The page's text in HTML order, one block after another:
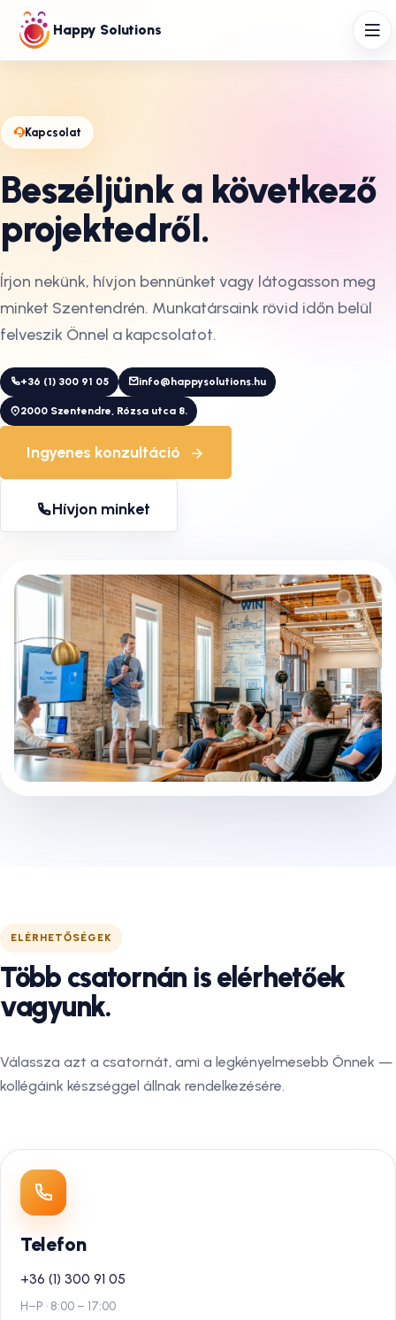
Happy Solutions
Kapcsolat
Beszéljünk a következő
projektedről.
Írjon nekünk, hívjon bennünket vagy látogasson meg
minket Szentendrén. Munkatársaink rövid időn belül
felveszik Önnel a kapcsolatot.
+36 (1) 300 91 05 info@happysolutions.hu
2000 Szentendre, Rózsa utca 8.
Ingyenes konzultáció
Hívjon minket
ELÉRHETŐSÉGEK
Több csatornán is elérhetőek
vagyunk.
Válassza azt a csatornát, ami a legkényelmesebb Önnek —
kollégáink készséggel állnak rendelkezésére.
Telefon
+36 (1) 300 91 05
H–P · 8:00 – 17:00